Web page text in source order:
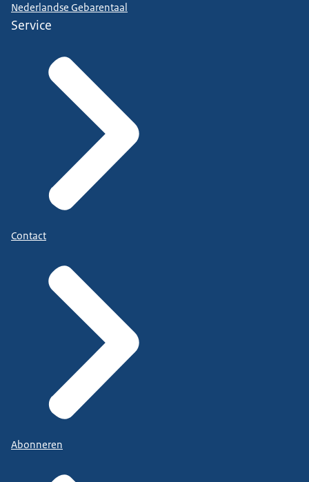
Nederlandse Gebarentaal
Service
Contact
Abonneren